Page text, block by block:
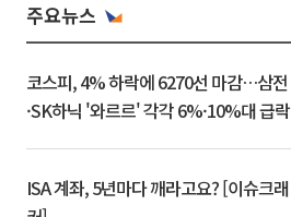
주요뉴스
코스피, 4% 하락에 6270선 마감…삼전
·SK하닉 '와르르' 각각 6%·10%대 급락
ISA 계좌, 5년마다 깨라고요? [이슈크래